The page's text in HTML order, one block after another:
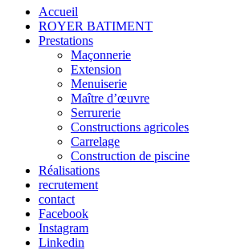
Accueil
ROYER BATIMENT
Prestations
Maçonnerie
Extension
Menuiserie
Maître d’œuvre
Serrurerie
Constructions agricoles
Carrelage
Construction de piscine
Réalisations
recrutement
contact
Facebook
Instagram
Linkedin